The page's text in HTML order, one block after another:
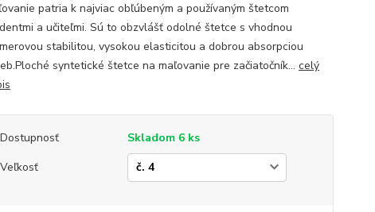
patria k najviac obľúbeným a používaným štetcom
a učiteľmi. Sú to obzvlášť odolné štetce s vhodnou
stabilitou, vysokou elasticitou a dobrou absorpciou
syntetické štetce na maľovanie pre začiatočník... celý
Dostupnosť
Skladom 6 ks
Veľkosť